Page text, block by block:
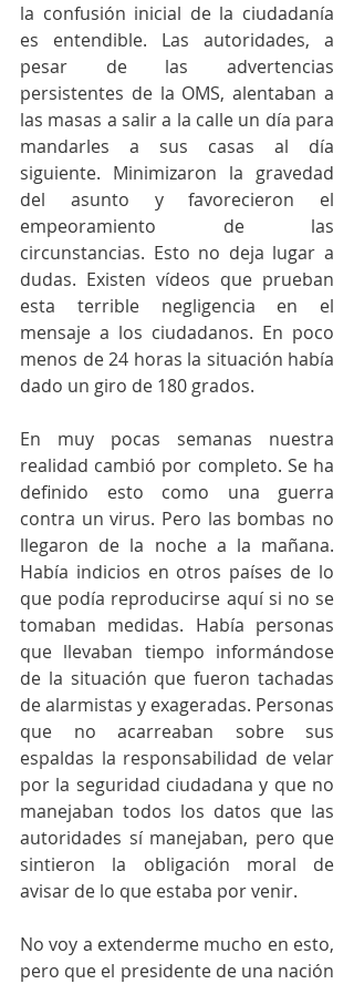
la confusión inicial de la ciudadanía
es entendible. Las autoridades, a
pesar de las advertencias
persistentes de la OMS, alentaban a
las masas a salir a la calle un día para
mandarles a sus casas al día
siguiente. Minimizaron la gravedad
del asunto y favorecieron el
empeoramiento de las
circunstancias. Esto no deja lugar a
dudas. Existen vídeos que prueban
esta terrible negligencia en el
mensaje a los ciudadanos. En poco
menos de 24 horas la situación había
dado un giro de 180 grados.
En muy pocas semanas nuestra
realidad cambió por completo. Se ha
definido esto como una guerra
contra un virus. Pero las bombas no
llegaron de la noche a la mañana.
Había indicios en otros países de lo
que podía reproducirse aquí si no se
tomaban medidas. Había personas
que llevaban tiempo informándose
de la situación que fueron tachadas
de alarmistas y exageradas. Personas
que no acarreaban sobre sus
espaldas la responsabilidad de velar
por la seguridad ciudadana y que no
manejaban todos los datos que las
autoridades sí manejaban, pero que
sintieron la obligación moral de
avisar de lo que estaba por venir.
No voy a extenderme mucho en esto,
pero que el presidente de una nación